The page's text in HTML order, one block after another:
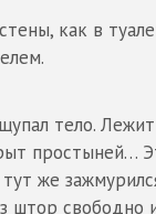
как в
тело.
простыней…
же
штор свободно